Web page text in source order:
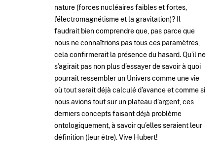
nature (forces nucléaires faibles et fortes,
l’électromagnétisme et la gravitation)? Il
faudrait bien comprendre que, pas parce que
nous ne connaîtrions pas tous ces paramètres,
cela confirmerait la présence du hasard. Qu’il ne
s’agirait pas non plus d’essayer de savoir à quoi
pourrait ressembler un Univers comme une vie
où tout serait déjà calculé d’avance et comme si
nous avions tout sur un plateau d’argent, ces
derniers concepts faisant déjà problème
ontologiquement, à savoir qu’elles seraient leur
définition (leur être). Vive Hubert!